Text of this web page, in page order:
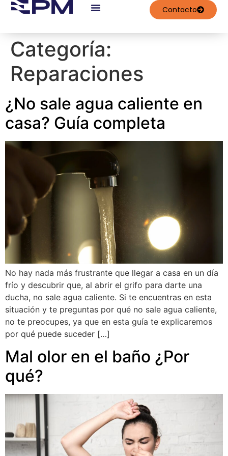
contenido Contacto
Categoría:
Reparaciones
¿No sale agua caliente en
casa? Guía completa
No hay nada más frustrante que llegar a casa en un día
frío y descubrir que, al abrir el grifo para darte una
ducha, no sale agua caliente. Si te encuentras en esta
situación y te preguntas por qué no sale agua caliente,
no te preocupes, ya que en esta guía te explicaremos
por qué puede suceder […]
Mal olor en el baño ¿Por
qué?